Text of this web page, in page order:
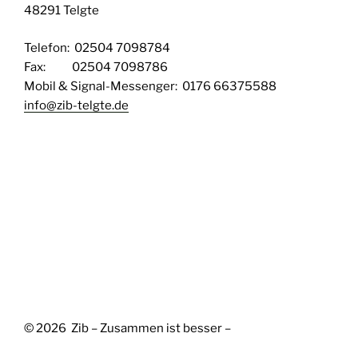
48291 Telgte
Telefon: 02504 7098784
Fax: 02504 7098786
Mobil & Signal-Messenger: 0176 66375588
info@zib-telgte.de
© 2026 Zib – Zusammen ist besser –